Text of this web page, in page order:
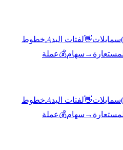
سمايلات👋لفتات اليد𝓐خطوط
→ سهام💰عملة
سمايلات👋لفتات اليد𝓐خطوط
→ سهام💰عملة